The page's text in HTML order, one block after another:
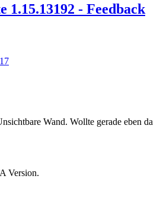
1.15.13192 - Feedback
Wand. Wollte gerade eben da
Version.